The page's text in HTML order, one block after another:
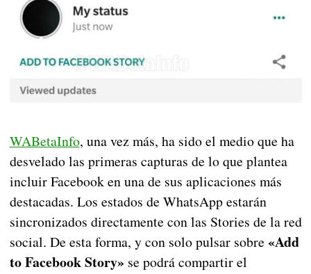
WABetaInfo, una vez más, ha sido el medio que ha
desvelado las primeras capturas de lo que plantea
incluir Facebook en una de sus aplicaciones más
destacadas. Los estados de WhatsApp estarán
sincronizados directamente con las Stories de la red
social. De esta forma, y con solo pulsar sobre «Add
to Facebook Story»se podrá compartir el